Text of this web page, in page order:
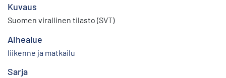
Kuvaus
Suomen virallinen tilasto (SVT)
Aihealue
liikenne ja matkailu
Sarja